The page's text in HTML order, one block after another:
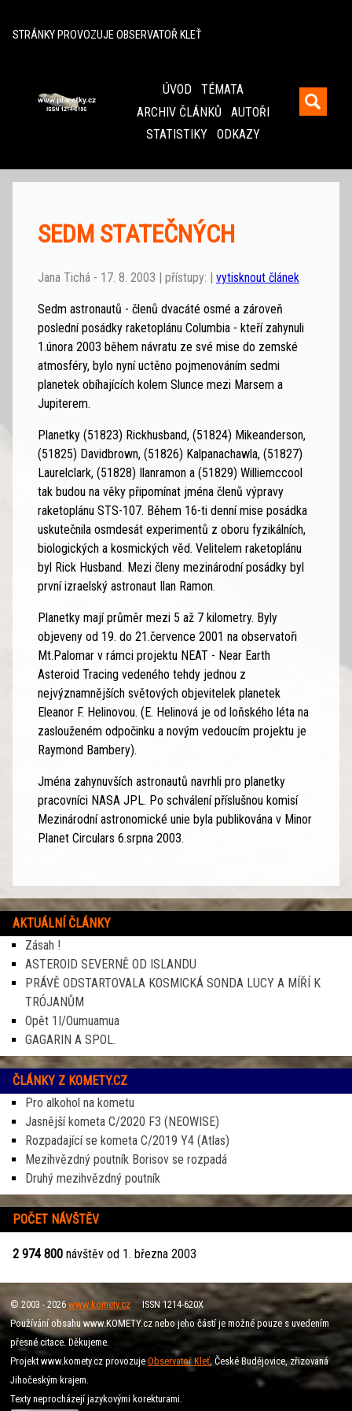
STRÁNKY PROVOZUJE OBSERVATOŘ KLEŤ
ÚVOD
TÉMATA
ARCHIV ČLÁNKŮ
AUTOŘI
STATISTIKY
ODKAZY
SEDM STATEČNÝCH
Jana Tichá - 17. 8. 2003 | přístupy: | vytisknout článek
Sedm astronautů - členů dvacáté osmé a zároveň
poslední posádky raketoplánu Columbia - kteří zahynuli
1.února 2003 během návratu ze své mise do zemské
atmosféry, bylo nyní uctěno pojmenováním sedmi
planetek obíhajících kolem Slunce mezi Marsem a
Jupiterem.
Planetky (51823) Rickhusband, (51824) Mikeanderson,
(51825) Davidbrown, (51826) Kalpanachawla, (51827)
Laurelclark, (51828) Ilanramon a (51829) Williemccool
tak budou na věky připomínat jména členů výpravy
raketoplánu STS-107. Během 16-ti denní mise posádka
uskutečnila osmdesát experimentů z oboru fyzikálních,
biologických a kosmických věd. Velitelem raketoplánu
byl Rick Husband. Mezi členy mezinárodní posádky byl
první izraelský astronaut Ilan Ramon.
Planetky mají průměr mezi 5 až 7 kilometry. Byly
objeveny od 19. do 21.července 2001 na observatoři
Mt.Palomar v rámci projektu NEAT - Near Earth
Asteroid Tracing vedeného tehdy jednou z
nejvýznamnějších světových objevitelek planetek
Eleanor F. Helinovou. (E. Helinová je od loňského léta na
zaslouženém odpočinku a novým vedoucím projektu je
Raymond Bambery).
Jména zahynuvších astronautů navrhli pro planetky
pracovníci NASA JPL. Po schválení příslušnou komisí
Mezinárodní astronomické unie byla publikována v Minor
Planet Circulars 6.srpna 2003.
AKTUÁLNÍ ČLÁNKY
Zásah !
ASTEROID SEVERNĚ OD ISLANDU
PRÁVĚ ODSTARTOVALA KOSMICKÁ SONDA LUCY A MÍŘÍ K
TRÓJANŮM
Opět 1I/Oumuamua
GAGARIN A SPOL.
ČLÁNKY Z KOMETY.CZ
Pro alkohol na kometu
Jasnější kometa C/2020 F3 (NEOWISE)
Rozpadající se kometa C/2019 Y4 (Atlas)
Mezihvězdný poutník Borisov se rozpadá
Druhý mezihvězdný poutník
POČET NÁVŠTĚV
2 974 800 návštěv od 1. března 2003
© 2003 - 2026 www.komety.czISSN 1214-620X
Používání obsahu www.KOMETY.cz nebo jeho částí je možné pouze s uvedením
přesné citace. Děkujeme.
Projekt www.komety.cz provozuje Observatoř Kleť, České Budějovice, zřizovaná
Jihočeským krajem.
Texty neprocházejí jazykovými korekturami.